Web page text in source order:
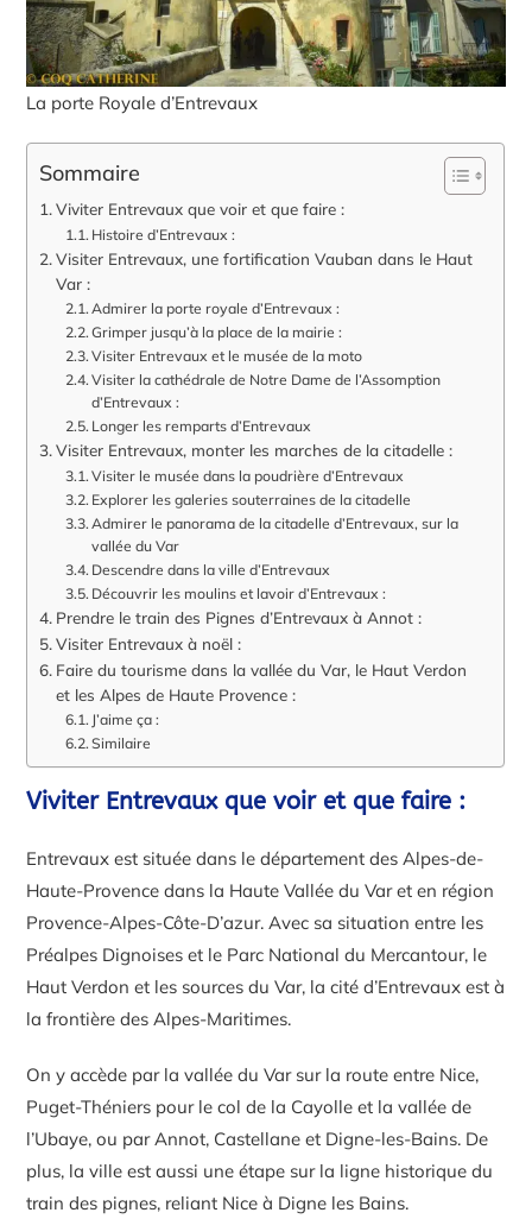
La porte Royale d’Entrevaux
Sommaire
Viviter Entrevaux que voir et que faire :
Histoire d’Entrevaux :
Visiter Entrevaux, une fortification Vauban dans le Haut
Var :
Admirer la porte royale d’Entrevaux :
Grimper jusqu’à la place de la mairie :
Visiter Entrevaux et le musée de la moto
Visiter la cathédrale de Notre Dame de l’Assomption
d’Entrevaux :
Longer les remparts d’Entrevaux
Visiter Entrevaux, monter les marches de la citadelle :
Visiter le musée dans la poudrière d’Entrevaux
Explorer les galeries souterraines de la citadelle
Admirer le panorama de la citadelle d’Entrevaux, sur la
vallée du Var
Descendre dans la ville d’Entrevaux
Découvrir les moulins et lavoir d’Entrevaux :
Prendre le train des Pignes d’Entrevaux à Annot :
Visiter Entrevaux à noël :
Faire du tourisme dans la vallée du Var, le Haut Verdon
et les Alpes de Haute Provence :
J’aime ça :
Similaire
Viviter Entrevaux que voir et que faire :
Entrevaux est située dans le département des Alpes-de-
Haute-Provence dans la Haute Vallée du Var et en région
Provence-Alpes-Côte-D’azur. Avec sa situation entre les
Préalpes Dignoises et le Parc National du Mercantour, le
Haut Verdon et les sources du Var, la cité d’Entrevaux est à
la frontière des Alpes-Maritimes.
On y accède par la vallée du Var sur la route entre Nice,
Puget-Théniers pour le col de la Cayolle et la vallée de
l’Ubaye, ou par Annot, Castellane et Digne-les-Bains. De
plus, la ville est aussi une étape sur la ligne historique du
train des pignes, reliant Nice à Digne les Bains.